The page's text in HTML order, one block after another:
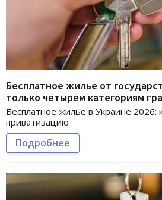
Бесплатное жилье от
только четырем категориям
Бесплатное жилье в Украине 2026:
приватизацию
Подробнее